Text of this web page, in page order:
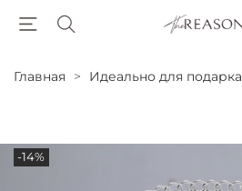
Главная Идеально для подарка
-14%